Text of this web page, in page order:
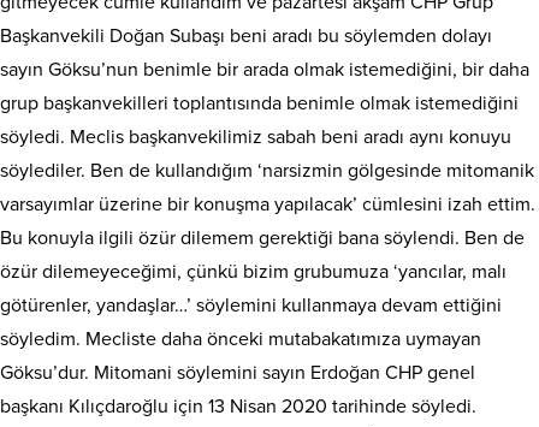
Başkanvekili Doğan Subaşı beni aradı bu söylemden dolayı
sayın Göksu’nun benimle bir arada olmak istemediğini, bir daha
grup başkanvekilleri toplantısında benimle olmak istemediğini
söyledi. Meclis başkanvekilimiz sabah beni aradı aynı konuyu
söylediler. Ben de kullandığım ‘narsizmin gölgesinde mitomanik
varsayımlar üzerine bir konuşma yapılacak’ cümlesini izah ettim.
Bu konuyla ilgili özür dilemem gerektiği bana söylendi. Ben de
özür dilemeyeceğimi, çünkü bizim grubumuza ‘yancılar, malı
götürenler, yandaşlar…’ söylemini kullanmaya devam ettiğini
söyledim. Mecliste daha önceki mutabakatımıza uymayan
Göksu’dur. Mitomani söylemini sayın Erdoğan CHP genel
başkanı Kılıçdaroğlu için 13 Nisan 2020 tarihinde söyledi.